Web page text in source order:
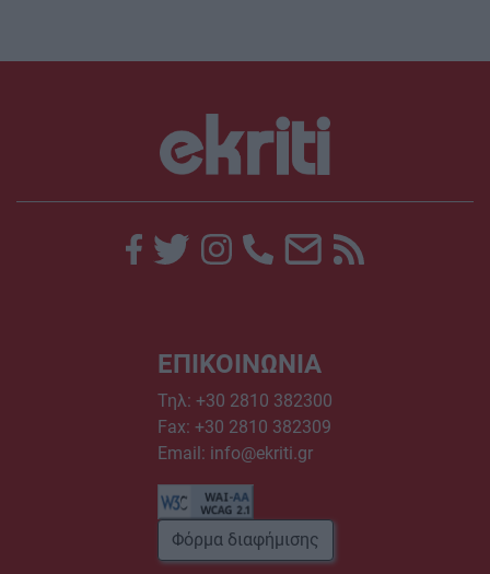
ΕΠΙΚΟΙΝΩΝΙΑ
Τηλ: +30 2810 382300
Fax: +30 2810 382309
Email: info@ekriti.gr
Φόρμα διαφήμισης